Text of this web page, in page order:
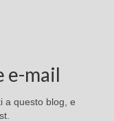
e-mail
a questo blog, e